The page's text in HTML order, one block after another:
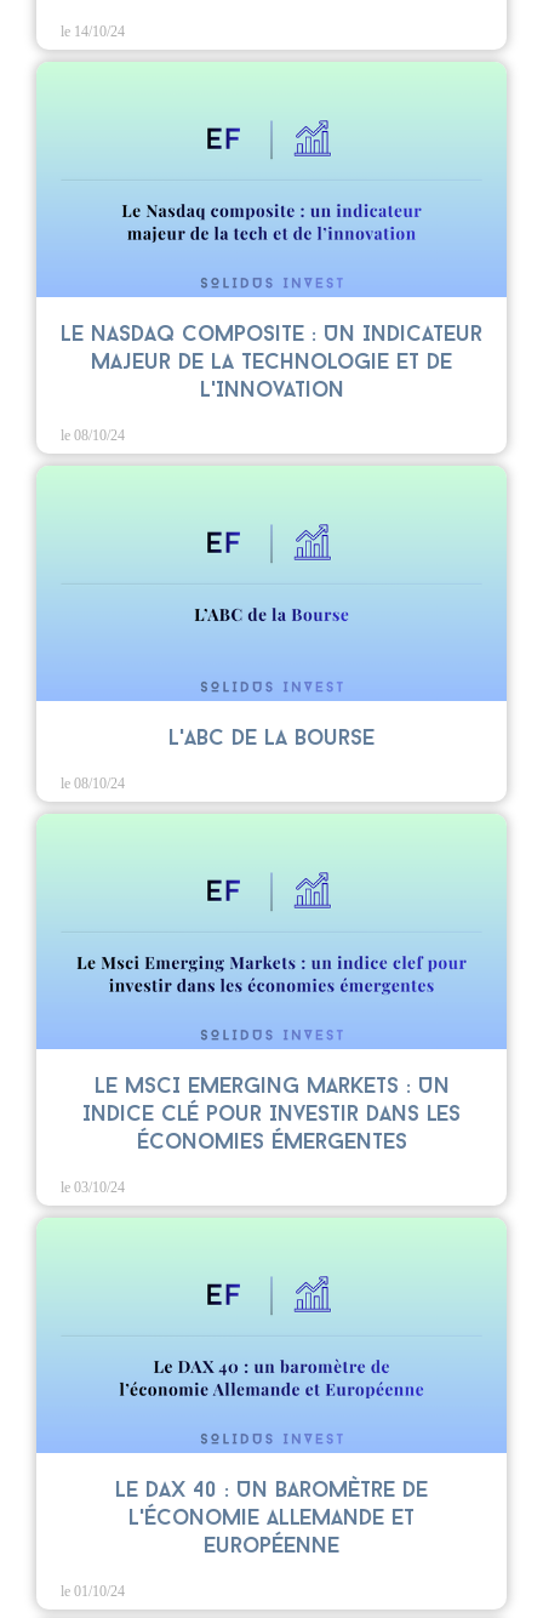
le 14/10/24
Le Nasdaq Composite : Un Indicateur
Majeur de la Technologie et de
l'Innovation
le 08/10/24
L'ABC de la Bourse
le 08/10/24
Le MSCI Emerging Markets : Un
Indice Clé pour Investir dans les
Économies Émergentes
le 03/10/24
Le DAX 40 : Un Baromètre de
l'Économie Allemande et
Européenne
le 01/10/24